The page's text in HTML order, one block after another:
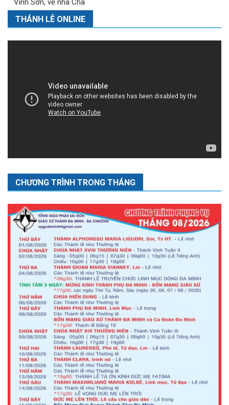
Vinh Sơn, về nhà Cha
THÁNH LỄ ONLINE
CHƯƠNG TRÌNH TRONG THÁNG